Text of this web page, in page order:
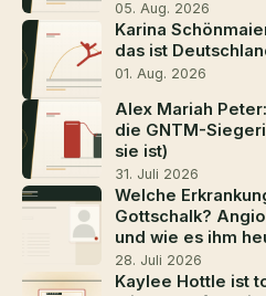
05. Aug. 2026
Karina
das ist
01. Aug. 2026
Alex Mariah
die GNTM-
sie ist)
31. Juli 2026
Welche
Gottschalk?
und wie es ihm
28. Juli 2026
Kaylee Hottle ist